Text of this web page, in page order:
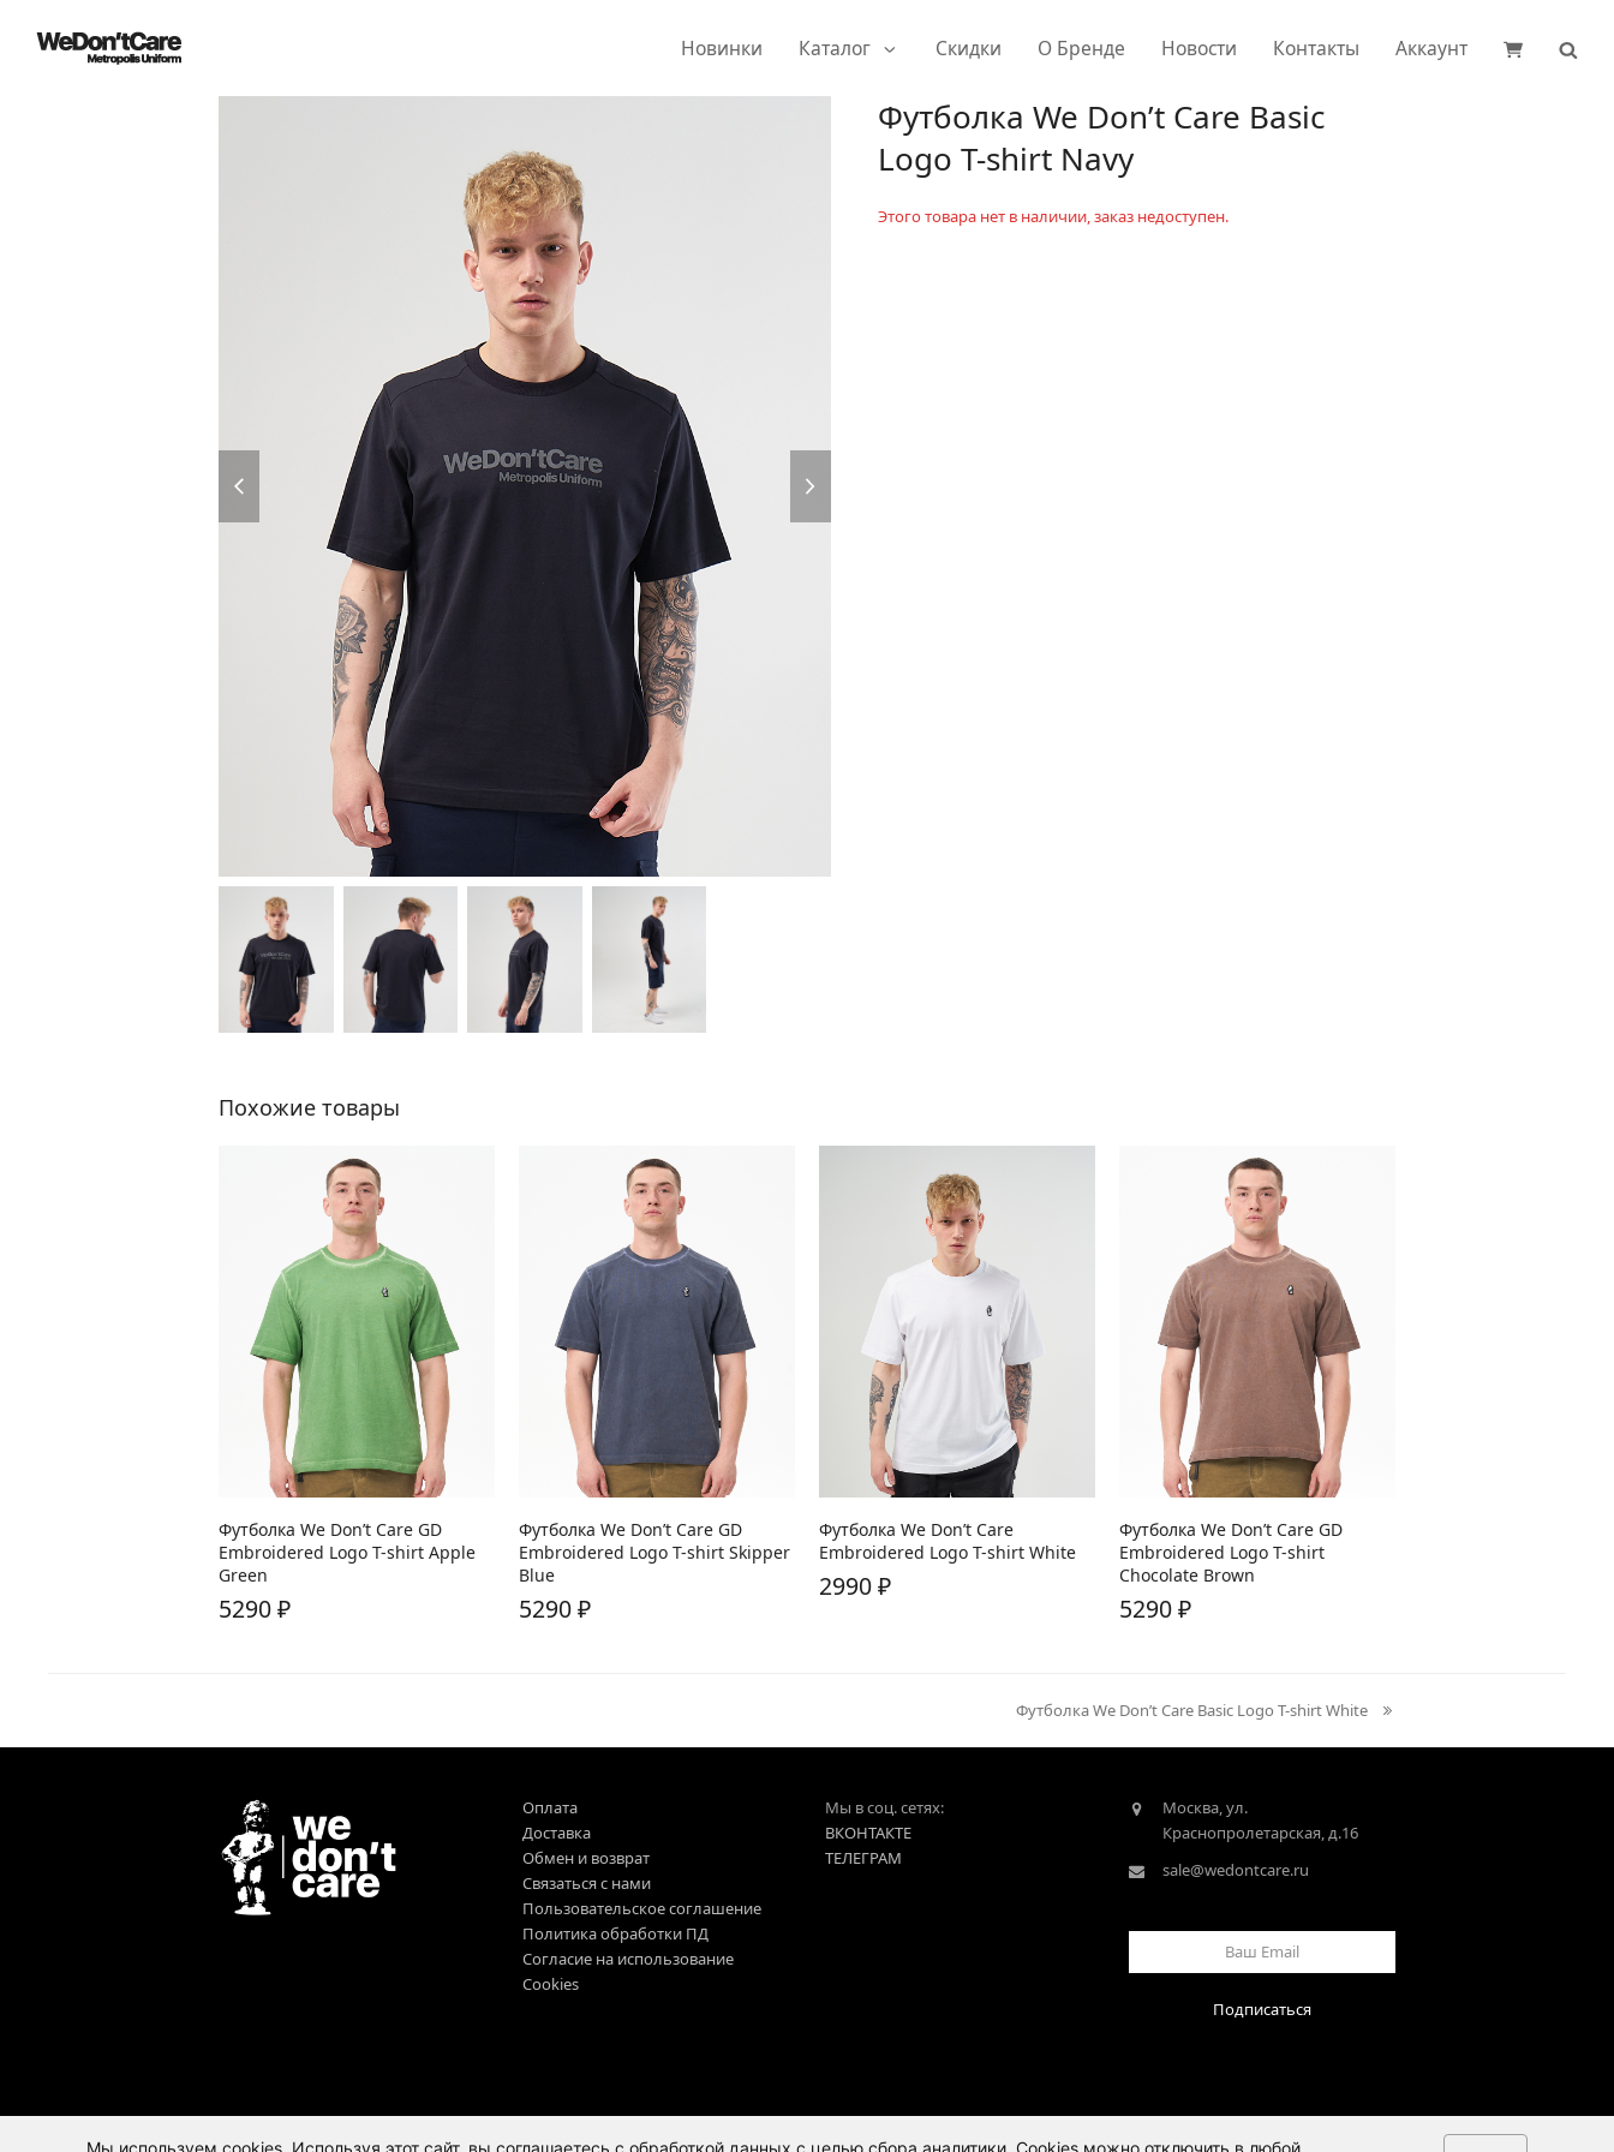
Новинки Каталог Скидки О Бренде Новости Контакты Аккаунт
slide
slide
Футболка We Don’t Care Basic
Logo T-shirt Navy
Этого товара нет в наличии, заказ недоступен.
Похожие товары
В наличии:M XXL
Футболка We Don’t Care GD
Embroidered Logo T-shirt Apple
Green
5290₽
В наличии:M XL
Футболка We Don’t Care GD
Embroidered Logo T-shirt Skipper
Blue
5290₽
В наличии:M LXLXXL
Футболка We Don’t Care
Embroidered Logo T-shirt White
2990₽
В наличии:SMLXL
Футболка We Don’t Care GD
Embroidered Logo T-shirt
Chocolate Brown
5290₽
next
post:
Футболка We Don’t Care Basic Logo T-shirt White
Оплата
Доставка
Обмен и возврат
Связаться с нами
Пользовательское соглашение
Политика обработки ПД
Согласие на использование
Cookies
Мы в соц. сетях:
ВКОНТАКТЕ
ТЕЛЕГРАМ
Москва, ул.
Краснопролетарская, д.16
sale@wedontcare.ru
Email
Подписаться
Мы используем cookies. Используя этот сайт, вы соглашаетесь с обработкой данных с целью сбора аналитики. Cookies можно отключить в любой